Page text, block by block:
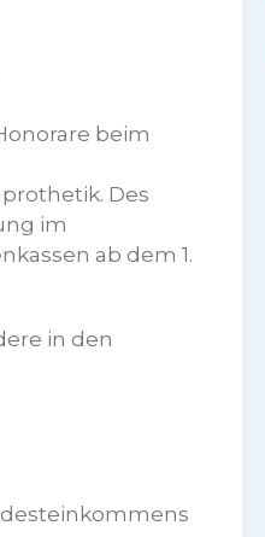
beim
Des
im
ab dem 1.
in den